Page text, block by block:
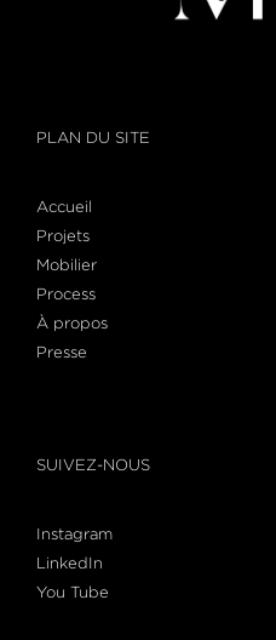
PLAN DU SITE
Accueil
Projets
Mobilier
Process
À propos
Presse
SUIVEZ-NOUS
Instagram
LinkedIn
You Tube